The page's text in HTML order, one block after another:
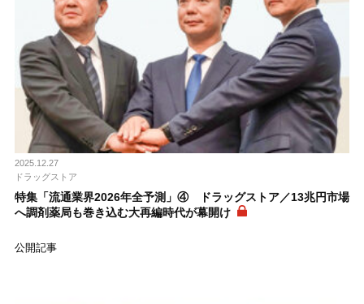
2025.12.27
ドラッグストア
特集「流通業界2026年全予測」④ ドラッグストア／13兆円市場
へ調剤薬局も巻き込む大再編時代が幕開け
公開記事